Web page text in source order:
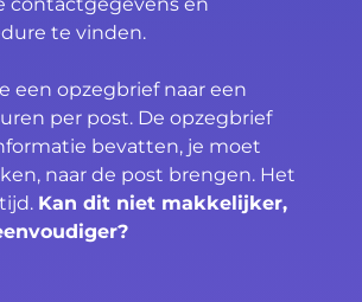
contactgegevens en
te vinden.
een opzegbrief naar een
per post. De opzegbrief
bevatten, je moet
naar de post brengen. Het
Kan dit niet makkelijker,